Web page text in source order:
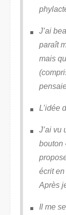
J’ai
paraît
mais
L’idée
J’ai vu
bouton
écrit
Après
Il me